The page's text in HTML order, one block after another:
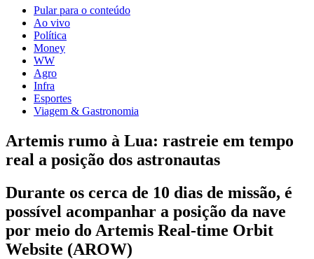
Pular para o conteúdo
Ao vivo
Política
Money
WW
Agro
Infra
Esportes
Viagem & Gastronomia
Artemis rumo à Lua: rastreie em tempo
real a posição dos astronautas
Durante os cerca de 10 dias de missão, é
possível acompanhar a posição da nave
por meio do Artemis Real-time Orbit
Website (AROW)